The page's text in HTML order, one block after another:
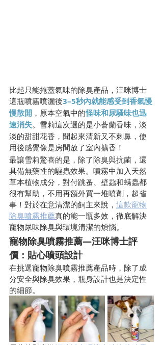
比起只能掩蓋氣味的除臭產品，汪咪博士
這瓶噴霧噴灑後3–5秒內就能感受到香氣慢
慢散開 ，原本空氣中的怪味和尿騷味也迅
速消失。雪莉這次選的是小蒼蘭香味，淡
淡的甜甜花香，聞起來清新又不刺鼻，使
用後感覺像是房間放了室內擴香！
最讓雪莉驚喜的是，除了除臭與抗菌，還
具備無藥性的驅蟲效果。噴霧中加入天然
草本植物成分，對付跳蚤、壁蝨和螨蟲都
很有幫助，不用再額外買一堆噴劑，超省
事！對於在意清潔的飼主來說， 這款寵物
除臭噴霧推薦真的能一瓶多效，徹底解決
寵物尿味除臭與環境清潔的煩惱。
寵物除臭噴霧推薦—汪咪博士評
價：貼心噴頭設計
在挑選寵物除臭噴霧推薦產品時，除了成
分安全與除臭效果，瓶身設計也是決定性
的細節。